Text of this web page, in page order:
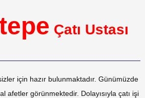
Çatı Ustası
için hazır bulunmaktadır. Günümüzde
afetler görünmektedir. Dolayısıyla çatı işi